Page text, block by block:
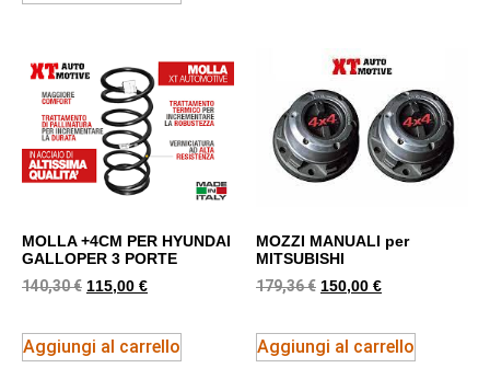
MOLLA +4CM PER HYUNDAI
GALLOPER 3 PORTE
140,30€ 115,00 €
Aggiungi al carrello
MOZZI MANUALI per
MITSUBISHI
179,36€ 150,00 €
Aggiungi al carrello